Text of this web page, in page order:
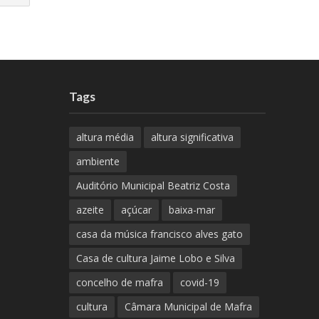
Tags
altura média
altura significativa
ambiente
Auditório Municipal Beatriz Costa
azeite
açúcar
baixa-mar
casa da música francisco alves gato
Casa de cultura Jaime Lobo e Silva
concelho de mafra
covid-19
cultura
Câmara Municipal de Mafra